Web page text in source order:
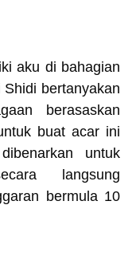
aku di bahagian
bertanyakan
berasaskan
buat acar ini
untuk
langsung
bermula 10